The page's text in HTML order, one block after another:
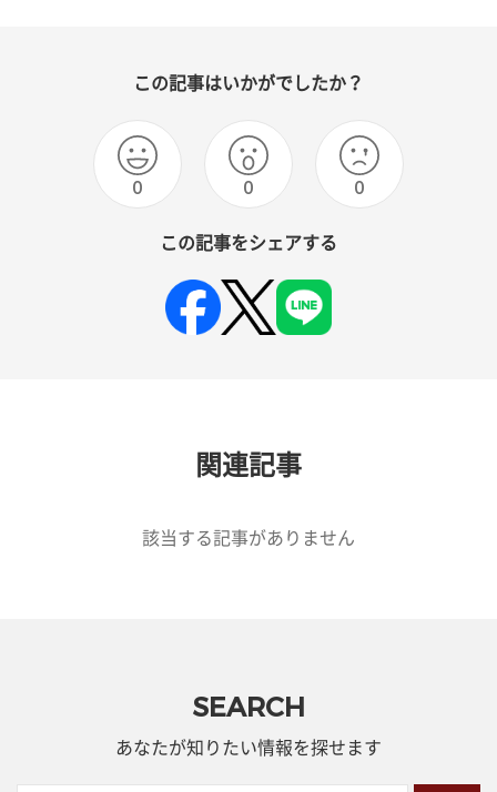
この記事はいかがでしたか？
0 0 0
この記事をシェアする
関連記事
該当する記事がありません
SEARCH
あなたが知りたい情報を探せます